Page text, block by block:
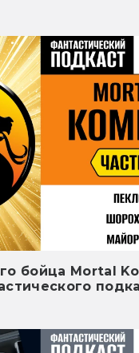
бойца Mortal